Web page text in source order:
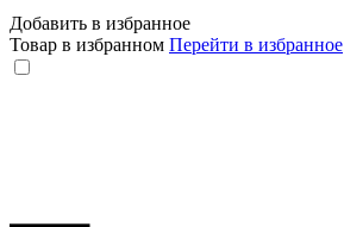
Добавить в избранное
Товар в избранном Перейти в избранное